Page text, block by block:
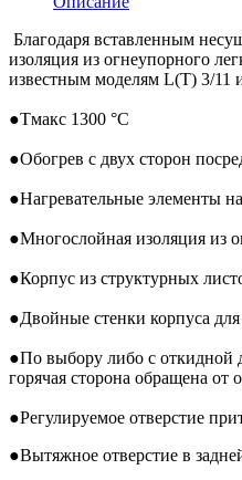
Благодаря вставленным
изоляция из огнеупорного
известным моделям L(T) 3/11
●Tмакс 1300 °C
●Обогрев с двух сторон
●Нагревательные элементы
●Многослойная изоляция из
●Корпус из структурных
●Двойные стенки корпуса
●По выбору либо с откидной
горячая сторона обращена от
●Регулируемое отверстие
●Вытяжное отверстие в